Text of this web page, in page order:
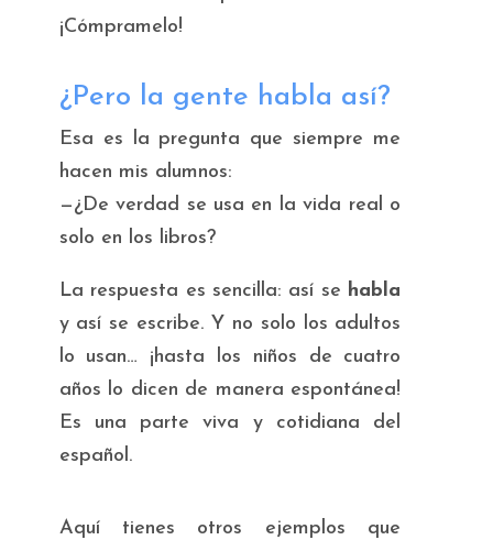
¡Cómpramelo!
¿Pero la gente habla así?
Esa es la pregunta que siempre me
hacen mis alumnos:
—¿De verdad se usa en la vida real o
solo en los libros?
La respuesta es sencilla: así se habla
y así se escribe. Y no solo los adultos
lo usan… ¡hasta los niños de cuatro
años lo dicen de manera espontánea!
Es una parte viva y cotidiana del
español.
Aquí tienes otros ejemplos que